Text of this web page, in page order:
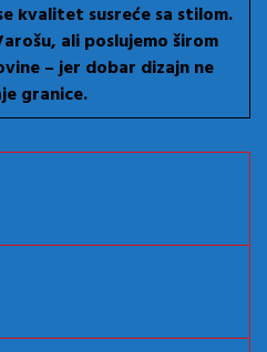
kvalitet susreće sa stilom.
ali poslujemo širom
– jer dobar dizajn ne
granice.